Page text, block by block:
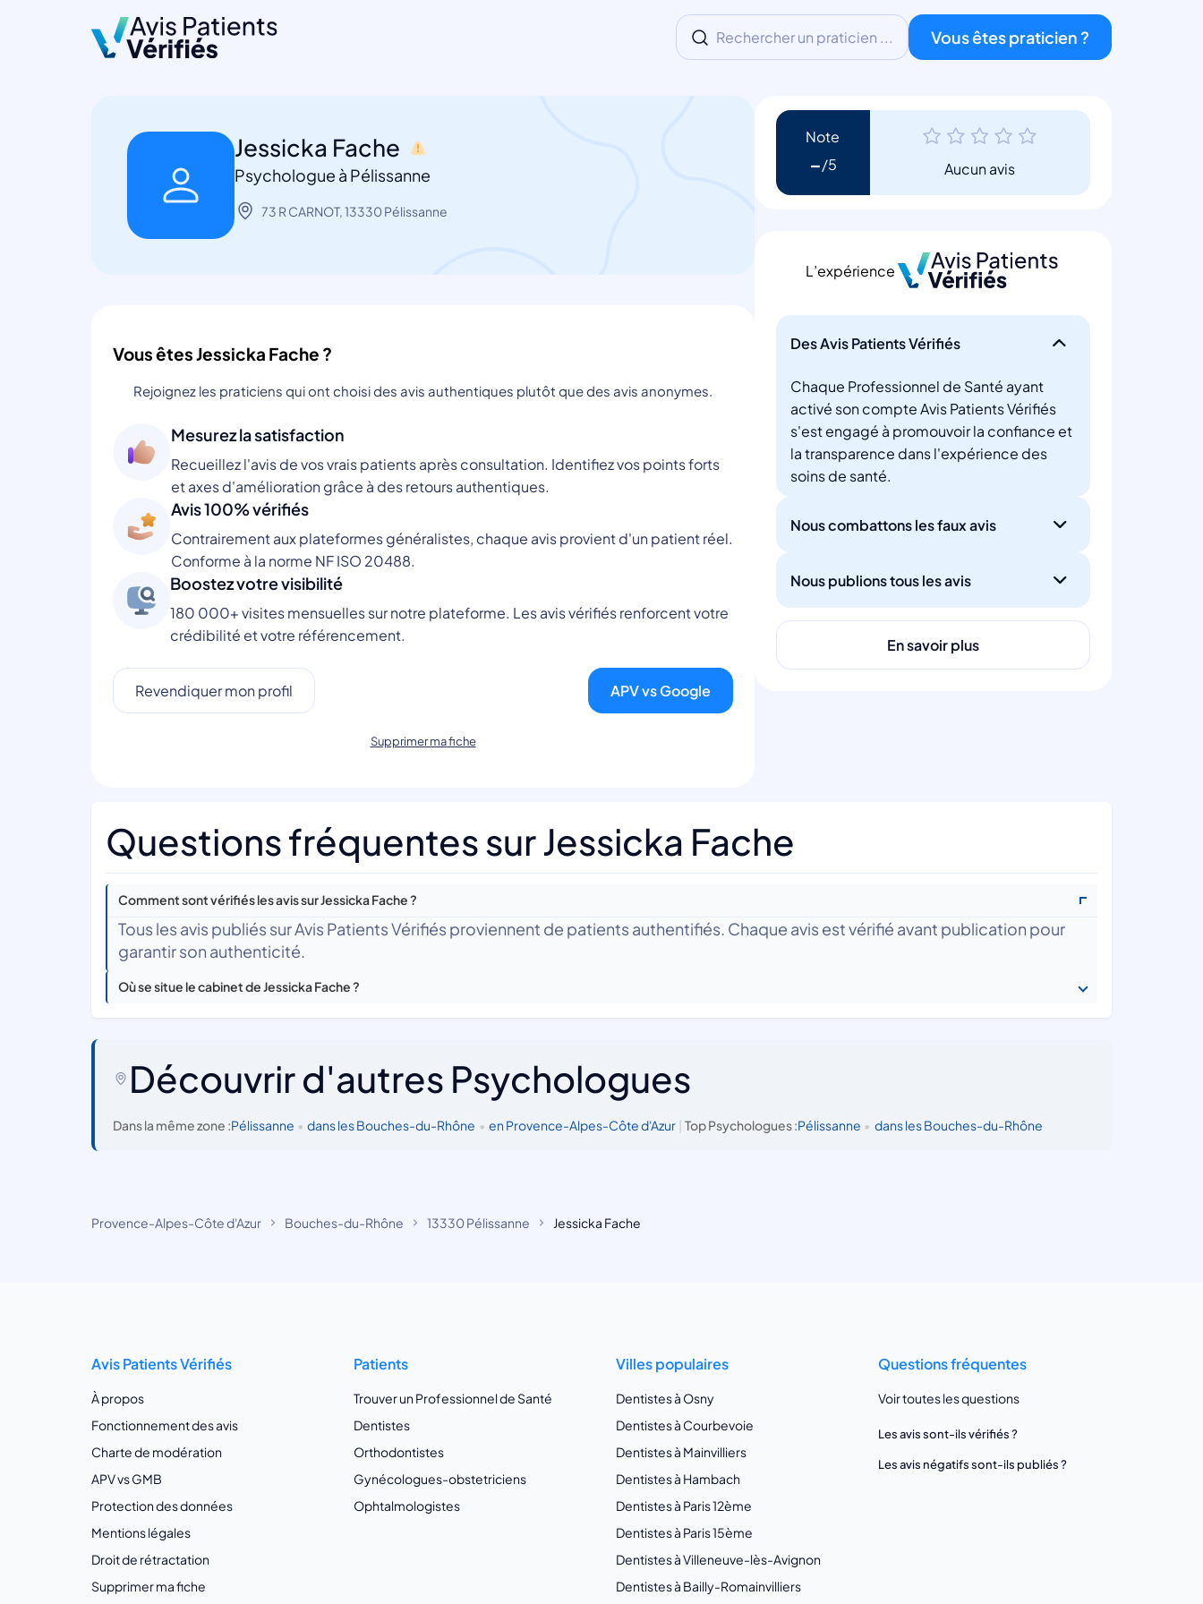
Rechercher un praticien ... Vous êtes praticien ?
Jessicka Fache
Psychologue à Pélissanne
73 R CARNOT, 13330 Pélissanne
Vous êtes Jessicka Fache ?
Rejoignez les praticiens qui ont choisi des avis authentiques plutôt que des avis anonymes.
Mesurez la satisfaction
Recueillez l'avis de vos vrais patients après consultation. Identifiez vos points forts
et axes d'amélioration grâce à des retours authentiques.
Avis 100% vérifiés
Contrairement aux plateformes généralistes, chaque avis provient d'un patient réel.
Conforme à la norme NF ISO 20488.
Boostez votre visibilité
180 000+ visites mensuelles sur notre plateforme. Les avis vérifiés renforcent votre
crédibilité et votre référencement.
Revendiquer mon profil APV vs Google
Supprimer ma fiche
Note
- Aucun avis
L’expérience
Des Avis Patients Vérifiés
Chaque Professionnel de Santé ayant
activé son compte Avis Patients Vérifiés
s'est engagé à promouvoir la confiance et
la transparence dans l'expérience des
soins de santé.
Nous combattons les faux avis
Nous publions tous les avis
En savoir plus
Questions fréquentes sur Jessicka Fache
Comment sont vérifiés les avis sur Jessicka Fache ?
Tous les avis publiés sur Avis Patients Vérifiés proviennent de patients authentifiés. Chaque avis est vérifié avant publication pour
garantir son authenticité.
Où se situe le cabinet de Jessicka Fache ?
Découvrir d'autres Psychologues
Dans la même zone :Pélissanne • dans les Bouches-du-Rhône • en Provence-Alpes-Côte d'Azur | Top Psychologues :Pélissanne • dans les Bouches-du-Rhône
Provence-Alpes-Côte d'Azur Bouches-du-Rhône 13330 Pélissanne Jessicka Fache
Avis Patients Vérifiés
À propos
Fonctionnement des avis
Charte de modération
APV vs GMB
Protection des données
Mentions légales
Droit de rétractation
Supprimer ma fiche
Patients
Trouver un Professionnel de Santé
Dentistes
Orthodontistes
Gynécologues-obstetriciens
Ophtalmologistes
Villes populaires
Dentistes à Osny
Dentistes à Courbevoie
Dentistes à Mainvilliers
Dentistes à Hambach
Dentistes à Paris 12ème
Dentistes à Paris 15ème
Dentistes à Villeneuve-lès-Avignon
Dentistes à Bailly-Romainvilliers
Questions fréquentes
Voir toutes les questions
Les avis sont-ils vérifiés ?
Les avis négatifs sont-ils publiés ?